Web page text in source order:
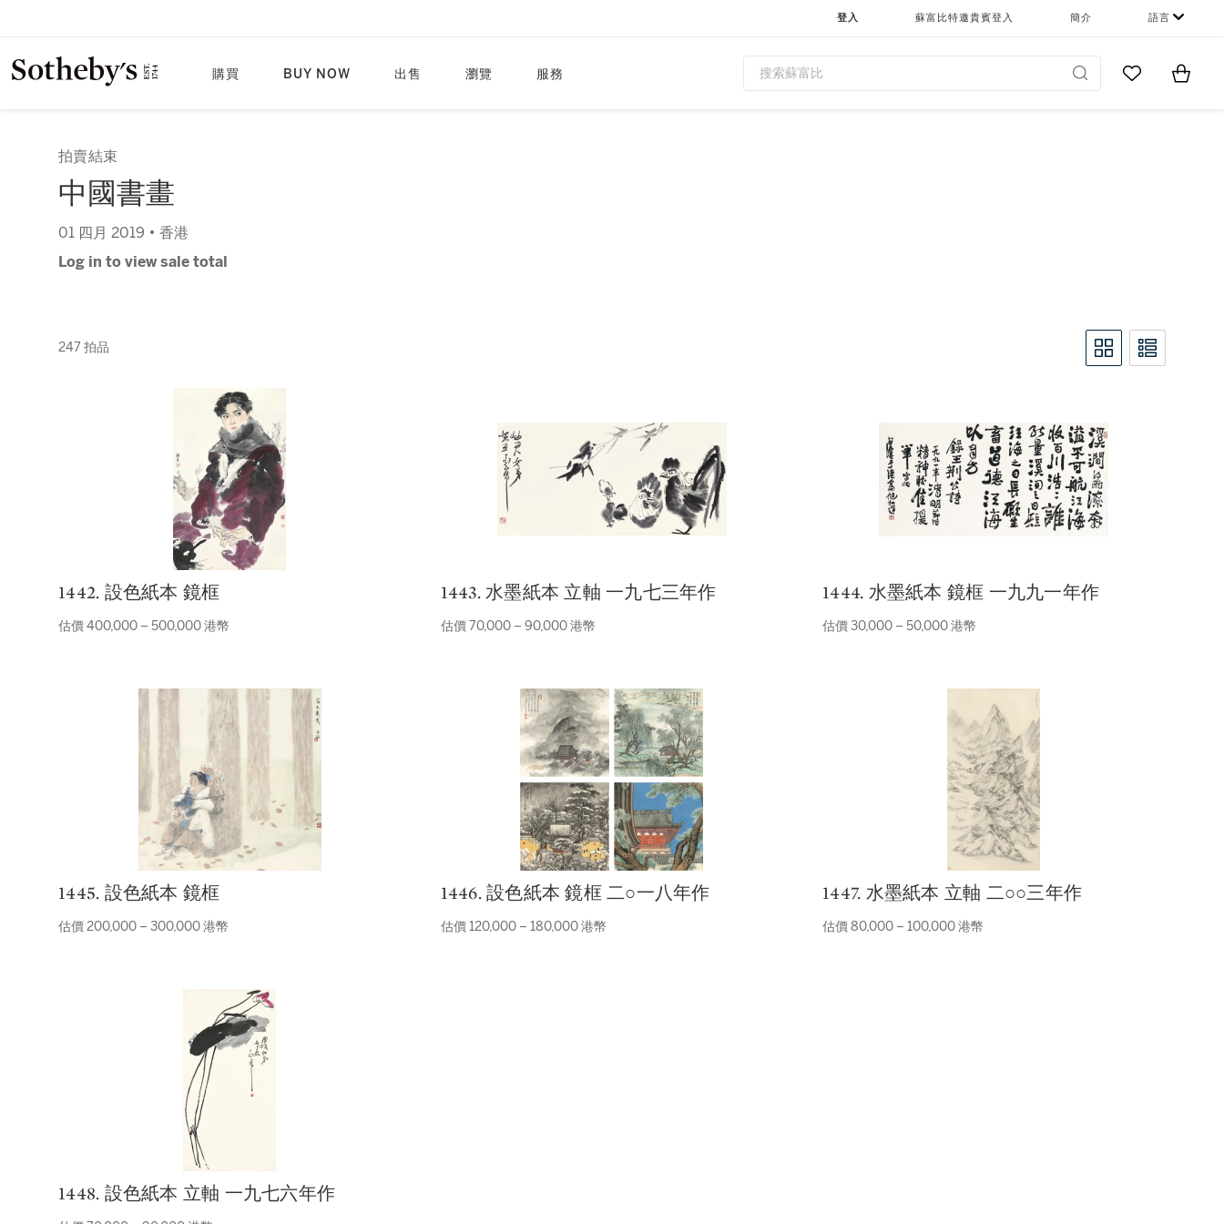
購買 BUY NOW 出售 瀏覽 服務
登入 蘇富比特邀貴賓登入 簡介 語言
Go to MyItems
拍賣結束
中國書畫
01 四月 2019 • 香港
Log in to view sale total
247 拍品
1442. 設色紙本 鏡框
估價 400,000 – 500,000 港幣
1443. 水墨紙本 立軸 一九七三年作
估價 70,000 – 90,000 港幣
1444. 水墨紙本 鏡框 一九九一年作
估價 30,000 – 50,000 港幣
1445. 設色紙本 鏡框
估價 200,000 – 300,000 港幣
1446. 設色紙本 鏡框 二○一八年作
估價 120,000 – 180,000 港幣
1447. 水墨紙本 立軸 二○○三年作
估價 80,000 – 100,000 港幣
1448. 設色紙本 立軸 一九七六年作